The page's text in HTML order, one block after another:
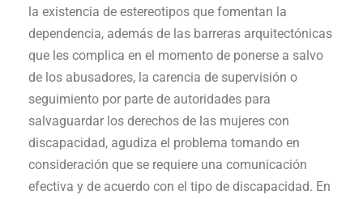
la existencia de estereotipos que fomentan la
dependencia, además de las barreras arquitectónicas
que les complica en el momento de ponerse a salvo
de los abusadores, la carencia de supervisión o
seguimiento por parte de autoridades para
salvaguardar los derechos de las mujeres con
discapacidad, agudiza el problema tomando en
consideración que se requiere una comunicación
efectiva y de acuerdo con el tipo de discapacidad. En